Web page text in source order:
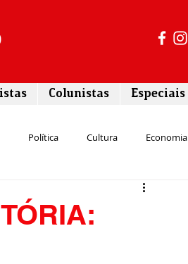
Colunistas Especiais
Política Cultura Economia